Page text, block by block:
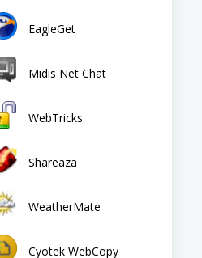
EagleGet
Midis Net Chat
WebTricks
Shareaza
WeatherMate
Cyotek WebCopy